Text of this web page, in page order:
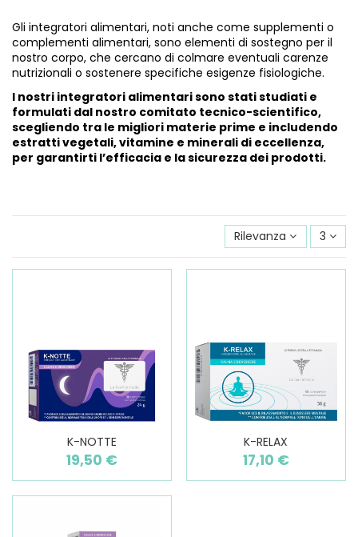
Gli integratori alimentari, noti anche come supplementi o
complementi alimentari, sono elementi di sostegno per il
nostro corpo, che cercano di colmare eventuali carenze
nutrizionali o sostenere specifiche esigenze fisiologiche.
I nostri integratori alimentari sono stati studiati e
formulati dal nostro comitato tecnico-scientifico,
scegliendo tra le migliori materie prime e includendo
estratti vegetali, vitamine e minerali di eccellenza,
per garantirti l’efficacia e la sicurezza dei prodotti.
Rilevanza 3
K-NOTTE
19,50 €
K-RELAX
17,10 €